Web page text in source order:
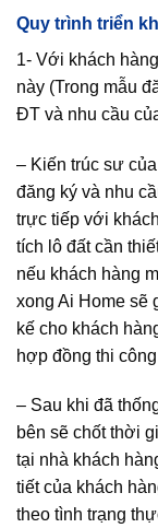
Quy trình triển
1- Với khách
này (Trong mẫu
ĐT và nhu cầu
– Kiến trúc sư
đăng ký và nhu
trực tiếp với
tích lô đất cần
nếu khách hàng
xong Ai Home sẽ
kế cho khách
hợp đồng thi
– Sau khi đã
bên sẽ chốt thời
tại nhà khách
tiết của khách
theo tình trạng